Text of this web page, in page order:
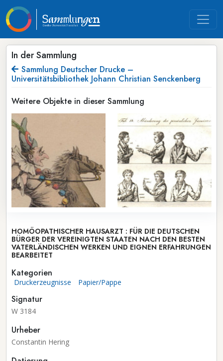
In der Sammlung
Sammlung Deutscher Drucke –
Universitätsbibliothek Johann Christian Senckenberg
Weitere Objekte in dieser Sammlung
HOMÖOPATHISCHER HAUSARZT : FÜR DIE DEUTSCHEN
BÜRGER DER VEREINIGTEN STAATEN NACH DEN BESTEN
VATERLÄNDISCHEN WERKEN UND EIGNEN ERFAHRUNGEN
BEARBEITET
Kategorien
Druckerzeugnisse Papier/Pappe
Signatur
W 3184
Urheber
Constantin Hering